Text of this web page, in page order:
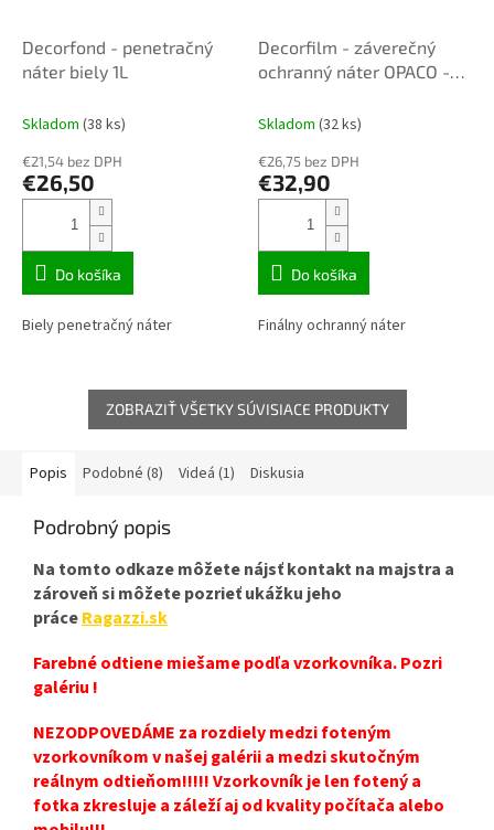
Decorfond - penetračný
náter biely 1L
Skladom (38 ks)
€21,54 bez DPH
€26,50
Do košíka
Biely penetračný náter
Decorfilm - záverečný
ochranný náter OPACO -
Skladom (32 ks)
€26,75 bez DPH
€32,90
Do košíka
Finálny ochranný náter
ZOBRAZIŤ VŠETKY SÚVISIACE PRODUKTY
Popis Podobné (8) Videá (1) Diskusia
Podrobný popis
Na tomto odkaze môžete nájsť kontakt na majstra a
zároveň si môžete pozrieť ukážku jeho
práceRagazzi.sk
Farebné odtiene miešame podľa vzorkovníka. Pozri
galériu !
NEZODPOVEDÁME za rozdiely medzi foteným
vzorkovníkom v našej galérii a medzi skutočným
reálnym odtieňom!!!!! Vzorkovník je len fotený a
fotka zkresluje a záleží aj od kvality počítača alebo